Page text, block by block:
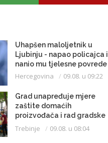
Uhapšen maloljetnik u
Ljubinju - napao policajca i
nanio mu tjelesne povrede
Hercegovina 09.08. u 09:22
Grad unapređuje mjere
zaštite domaćih
proizvođača i rad gradske
pijace
Trebinje 09.08. u 08:04